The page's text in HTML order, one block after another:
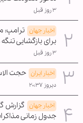
۳ روز قبل
اخبار جهان ترامپ:
برای بازگشایی
۳ روز قبل
اخبار ایران حجت
دیروز ۲۰:۳۷
اخبار جهان گزارش
جدول زمانی